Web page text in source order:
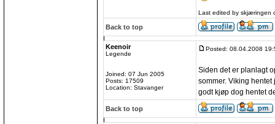
Last edited by skjæringen
Back to top
Keenoir
Legende
Joined: 07 Jun 2005
Posts: 17509
Location: Stavanger
Posted: 08.04.2008
Siden det er planlagt
sommer. Viking
godt kjøp dog hentet
Back to top